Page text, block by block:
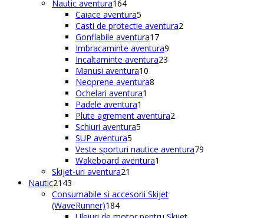
Nautic aventura164164
de
produse
Caiace aventura5
produse
Casti de protectie aventura2
Gonflabile aventura1717
produse
Imbracaminte aventura9
Incaltaminte aventura23
Manusi aventura10
produse
Neoprene aventura8
Ochelari aventura1
Padele aventura1
produs
Plute agrement aventura2
Schiuri aventura5
SUP aventura5
produse
Veste sporturi nautice aventura79
Wakeboard aventura1
Skijet-uri aventura21
produse
Nautic2143
de
produse
Consumabile si accesorii Skijet
(WaveRunner)184184